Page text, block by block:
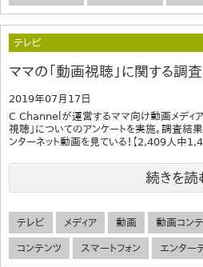
テレビ
ママの「動画視聴」に関する調査
2019年07月17日
C Channelが運営するママ向け動画メディ
視聴」についてのアンケートを実施。調査結
ンターネット動画を見ている！【2,409人中
続きを読
テレビ メディア 動画 動画コン
コンテンツ スマートフォン エンター